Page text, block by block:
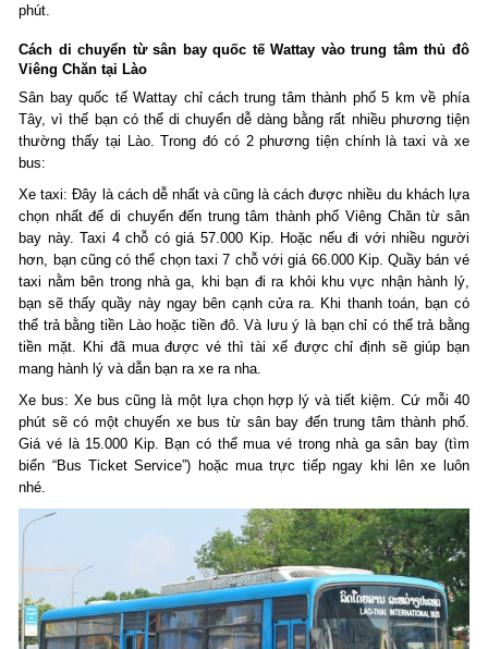
phút.
Cách di chuyển từ sân bay quốc tế Wattay vào trung tâm thủ đô
Viêng Chăn tại Lào
Sân bay quốc tế Wattay chỉ cách trung tâm thành phố 5 km về phía
Tây, vì thế bạn có thể di chuyển dễ dàng bằng rất nhiều phương tiện
thường thấy tại Lào. Trong đó có 2 phương tiện chính là taxi và xe
bus:
Xe taxi: Đây là cách dễ nhất và cũng là cách được nhiều du khách lựa
chọn nhất để di chuyển đến trung tâm thành phố Viêng Chăn từ sân
bay này. Taxi 4 chỗ có giá 57.000 Kip. Hoặc nếu đi với nhiều người
hơn, bạn cũng có thể chọn taxi 7 chỗ với giá 66.000 Kip. Quầy bán vé
taxi nằm bên trong nhà ga, khi bạn đi ra khỏi khu vực nhận hành lý,
bạn sẽ thấy quầy này ngay bên cạnh cửa ra. Khi thanh toán, bạn có
thể trả bằng tiền Lào hoặc tiền đô. Và lưu ý là bạn chỉ có thể trả bằng
tiền mặt. Khi đã mua được vé thì tài xế được chỉ định sẽ giúp bạn
mang hành lý và dẫn bạn ra xe ra nha.
Xe bus: Xe bus cũng là một lựa chọn hợp lý và tiết kiệm. Cứ mỗi 40
phút sẽ có một chuyến xe bus từ sân bay đến trung tâm thành phố.
Giá vé là 15.000 Kip. Bạn có thể mua vé trong nhà ga sân bay (tìm
biển “Bus Ticket Service”) hoặc mua trực tiếp ngay khi lên xe luôn
nhé.